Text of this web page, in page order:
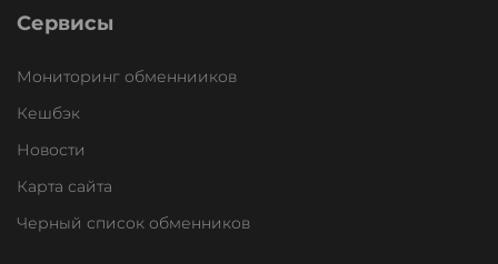
Сервисы
Мониторинг обменнииков
Кешбэк
Новости
Карта сайта
Черный список обменников